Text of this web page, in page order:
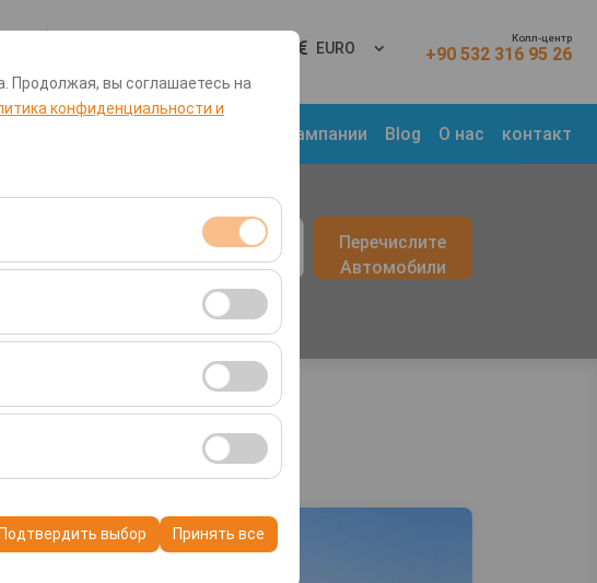
Продолжая, вы соглашаетесь на
конфиденциальности и
управления сеансами и
(количество посетителей,
для оценки
в соответствии с вашими
коэффициент
предпочтений и других
Подтвердить выбор Принять все
EURO
Колл-центр
+90 532 316 95 26
Кампании Blog О нас контакт
и время возврата
09:00
Перечислите
Автомобили